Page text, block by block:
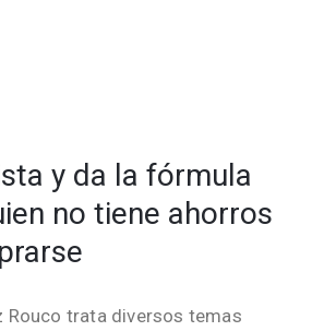
y da la fórmula
no tiene ahorros
Rouco trata diversos temas